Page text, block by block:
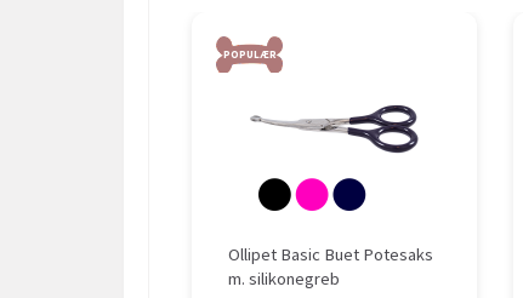
POPULÆR
Ollipet Basic Buet Potesaks
m. silikonegreb